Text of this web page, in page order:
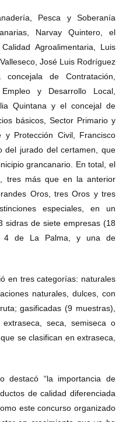
Pesca y Soberanía
Narvay Quintero, el
Agroalimentaria, Luis
José Luis Rodríguez
de Contratación,
y Desarrollo Local,
Quintana y el concejal de
básicos, Sector Primario y
y Protección Civil, Francisco
del jurado del certamen, que
grancanario. En total, el
tres más que en la anterior
Oros, tres Oros y tres
especiales, en un
sidras de siete empresas (18
4 de La Palma, y una de
en tres categorías: naturales
naturales, dulces, con
gasificadas (9 muestras),
seca, semiseca o
se clasifican en extraseca,
destacó “la importancia de
de calidad diferenciada
este concurso organizado